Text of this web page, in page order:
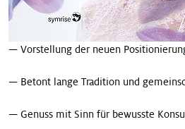
— Vorstellung der neuen
— Betont lange Tradition und
— Genuss mit Sinn für bewusste